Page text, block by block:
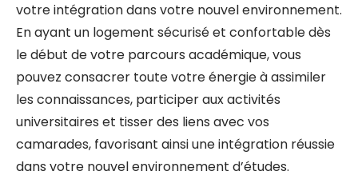
votre intégration dans votre nouvel environnement.
En ayant un logement sécurisé et confortable dès
le début de votre parcours académique, vous
pouvez consacrer toute votre énergie à assimiler
les connaissances, participer aux activités
universitaires et tisser des liens avec vos
camarades, favorisant ainsi une intégration réussie
dans votre nouvel environnement d’études.